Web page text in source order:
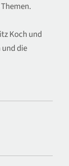
Koch und
die